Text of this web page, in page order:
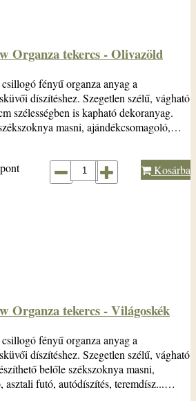
Organza tekercs - Olivazöld
fényű organza anyag a
díszítéshez. Szegetlen szélű, vágható
szélességben is kapható dekoranyag.
masni, ajándékcsomagoló,…
pont Kosárba
Organza tekercs - Világoskék
fényű organza anyag a
díszítéshez. Szegetlen szélű, vágható
belőle székszoknya masni,
asztali futó, autódíszítés, teremdísz...…